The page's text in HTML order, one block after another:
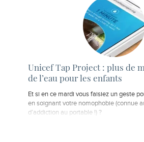
Unicef Tap Project : plus de
de l’eau pour les enfants
Et si en ce mardi vous faisiez un geste
en soignant votre nomophobie (connue
d’addiction au portable !) ?